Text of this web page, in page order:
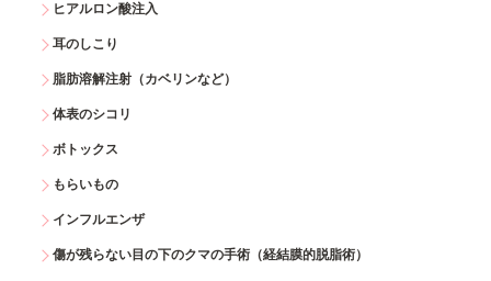
ヒアルロン酸注入
耳のしこり
脂肪溶解注射（カベリンなど）
体表のシコリ
ボトックス
もらいもの
インフルエンザ
傷が残らない目の下のクマの手術（経結膜的脱脂術）